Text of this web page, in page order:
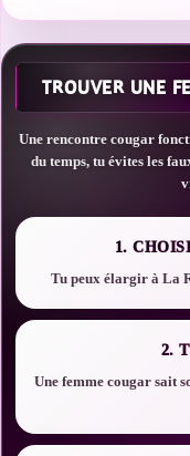
TROUVER UNE
Une rencontre cougar
du temps, tu évites les
1.
Tu peux élargir à La
2.
Une femme cougar sait